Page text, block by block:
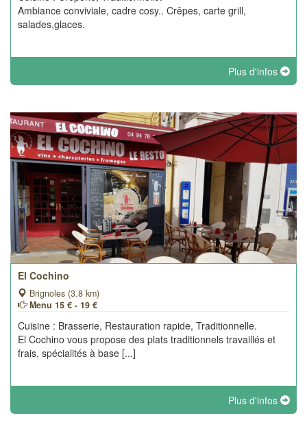
Ambiance conviviale, cadre cosy.. Crêpes, carte grill,
salades,glaces.
Plus d'infos
El Cochino
Brignoles (3.8 km)
Menu 15 € - 19 €
Cuisine : Brasserie, Restauration rapide, Traditionnelle.
El Cochino vous propose des plats traditionnels travaillés et
frais, spécialités à base [...]
Plus d'infos